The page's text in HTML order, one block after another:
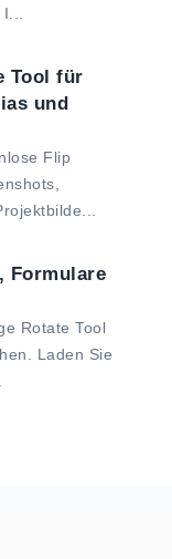
Tool für
und
Flip
Formulare
Rotate Tool
Laden Sie